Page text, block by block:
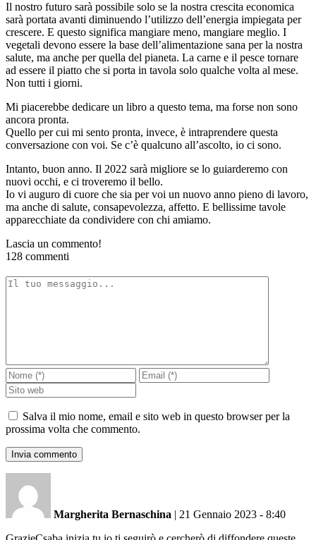
Il nostro futuro sarà possibile solo se la nostra crescita economica
sarà portata avanti diminuendo l’utilizzo dell’energia impiegata per
crescere. E questo significa mangiare meno, mangiare meglio. I
vegetali devono essere la base dell’alimentazione sana per la nostra
salute, ma anche per quella del pianeta. La carne e il pesce tornare
ad essere il piatto che si porta in tavola solo qualche volta al mese.
Non tutti i giorni.
Mi piacerebbe dedicare un libro a questo tema, ma forse non sono
ancora pronta.
Quello per cui mi sento pronta, invece, è intraprendere questa
conversazione con voi. Se c’è qualcuno all’ascolto, io ci sono.
Intanto, buon anno. Il 2022 sarà migliore se lo guiarderemo con
nuovi occhi, e ci troveremo il bello.
Io vi auguro di cuore che sia per voi un nuovo anno pieno di lavoro,
ma anche di salute, consapevolezza, affetto. E bellissime tavole
apparecchiate da condividere con chi amiamo.
Lascia un commento!
128 commenti
Salva il mio nome, email e sito web in questo browser per la
prossima volta che commento.
Margherita Bernaschina | 21 Gennaio 2023 - 8:40